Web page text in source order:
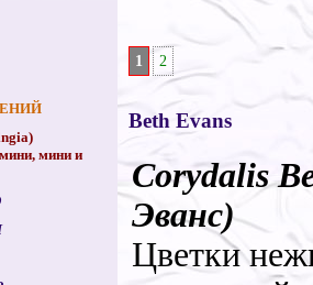
мини и
1 2
Beth Evans
Corydalis
Эванс)
Цветки